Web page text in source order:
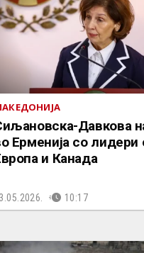
Давкова
Ерменија со лидери
и Канада
10:17